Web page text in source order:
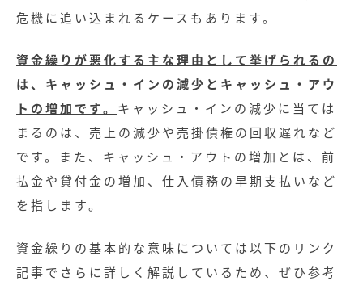
危機に追い込まれるケースもあります。
資金繰りが悪化する主な理由として挙げられるの
は、キャッシュ・インの減少とキャッシュ・アウ
トの増加です。 キャッシュ・インの減少に当ては
まるのは、売上の減少や売掛債権の回収遅れなど
です。また、キャッシュ・アウトの増加とは、前
払金や貸付金の増加、仕入債務の早期支払いなど
を指します。
資金繰りの基本的な意味については以下のリンク
記事でさらに詳しく解説しているため、ぜひ参考